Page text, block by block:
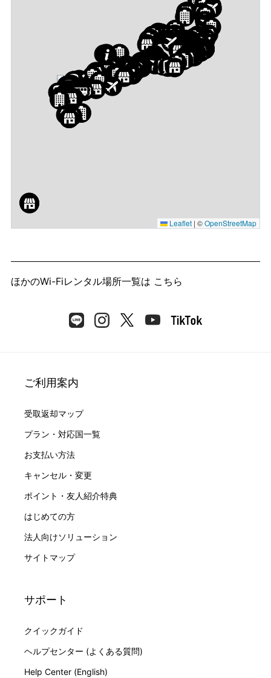
Leaflet | ©OpenStreetMap
ほかのWi-Fiレンタル場所一覧は こちら
ご利用案内
受取返却マップ
プラン・対応国一覧
お支払い方法
キャンセル・変更
ポイント・友人紹介特典
はじめての方
法人向けソリューション
サイトマップ
サポート
クイックガイド
ヘルプセンター (よくある質問)
Help Center (English)